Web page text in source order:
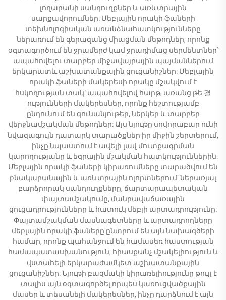
լողարանի սանդուղքներ և առևտրային
սարքավորումներ: Մեբլային որակի ֆաների
տեխնոլոգիական առանձնահատկությունները
ներառում են գերազանց միացման մեթոդներ, որոնք
օգտագործում են ջրամերժ կամ ջրադիմաց սերմենտներ՝
ապահովելու տարբեր միջավայրային պայմաններում
երկարատև աշխատանքային ցուցանիշներ: Մեբլային
որակի ֆաների մակերեսի որակը մշակվում է
հսկողության տակ՝ ապահովելով հարթ, առանց թե 결
ությունների մակերեսներ, որոնք հեշտությամբ
ընդունում են գունանյութեր, ներկեր և տարբեր
վերջնամշակման մեթոդներ: Այս նյութը սովորաբար ունի
նվազագույն դատարկ տարածքներ իր միջին շերտերում,
ինչը նպաստում է ավելի լավ մուտքագրման
կարողությանը և եզրային մշակման հատկություններին:
Մեբլային որակի ֆաների կիրառումները տարածվում են
բնակարանային և առևտրային ոլորտներում՝ ներառյալ
բարձրորակ սանդուղքները, ճարտարապետական
փայտամշակումը, մանրավաճառային
ցուցադրությունները և հատուկ մեբլի արտադրությունը:
Փայտամշակման մասնագետները և արտադրողները
մեբլային որակի ֆաները ընտրում են այն նախագծերի
համար, որոնք պահանջում են համասեռ հաստության
համապատասխանություն, հիասքանչ մշակելիություն և
վստահելի երկարաժամկետ աշխատանքային
ցուցանիշներ: Նյութի բազմակի կիրառելիությունը թույլ է
տալիս այն օգտագործել որպես կառուցվածքային
մասեր և տեսանելի մակերեսներ, ինչը դարձնում է այն